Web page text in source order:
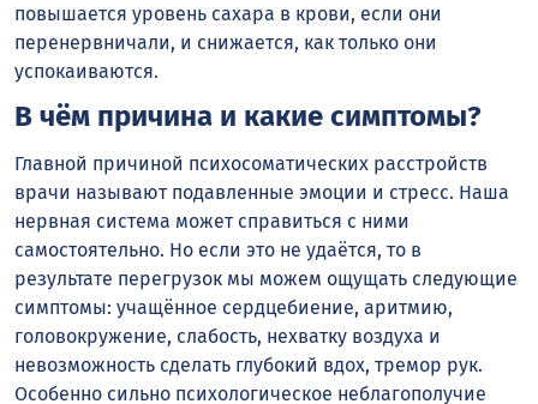
повышается уровень сахара в крови, если они
перенервничали, и снижается, как только они
успокаиваются.
В чём причина и какие симптомы?
Главной причиной психосоматических расстройств
врачи называют подавленные эмоции и стресс. Наша
нервная система может справиться с ними
самостоятельно. Но если это не удаётся, то в
результате перегрузок мы можем ощущать следующие
симптомы: учащённое сердцебиение, аритмию,
головокружение, слабость, нехватку воздуха и
невозможность сделать глубокий вдох, тремор рук.
Особенно сильно психологическое неблагополучие